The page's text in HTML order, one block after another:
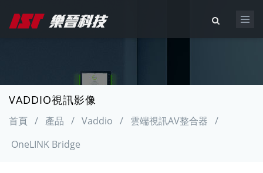
VADDIO視訊影像
首頁 / 產品 / Vaddio / 雲端視訊AV整合器 /
OneLINK Bridge